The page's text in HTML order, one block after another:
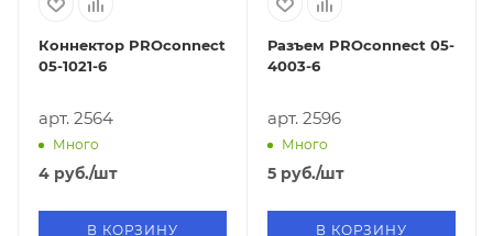
Коннектор PROconnect
05-1021-6
арт. 2564
Много
4 руб./шт
В КОРЗИНУ
Разъем PROconnect 05-
4003-6
арт. 2596
Много
5 руб./шт
В КОРЗИНУ